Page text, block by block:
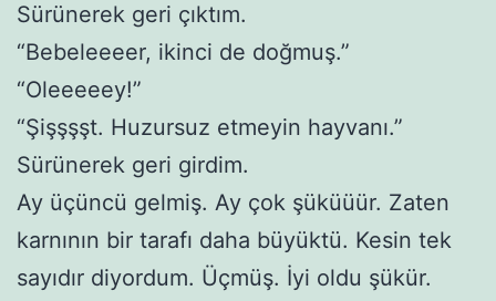
Sürünerek geri çıktım.
“Bebeleeeer, ikinci de doğmuş.”
“Oleeeeey!”
“Şişşşşt. Huzursuz etmeyin hayvanı.”
Sürünerek geri girdim.
Ay üçüncü gelmiş. Ay çok şüküüür. Zaten
karnının bir tarafı daha büyüktü. Kesin tek
sayıdır diyordum. Üçmüş. İyi oldu şükür.